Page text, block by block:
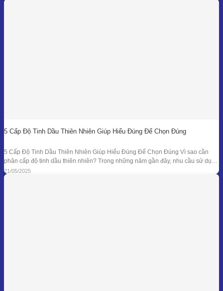
trong nhiều nghiên cứu. Giá trị
5 Cấp Độ Tinh Dầu Thiên Nhiên Giúp Hiểu Đúng Để Chọn Đúng
5 Cấp Độ Tinh Dầu Thiên Nhiên Giúp Hiểu Đúng Để Chọn Đúng Vì sao cần
phân cấp độ tinh dầu thiên nhiên? Trong những năm gần đây, nhu cầu sử dụng
tinh dầu thiên nhiên ngày càng gia tăng trong các lĩnh vực như chăm sóc sức
khỏe, mỹ phẩm, liệu pháp hương thơm,
21/05/2025